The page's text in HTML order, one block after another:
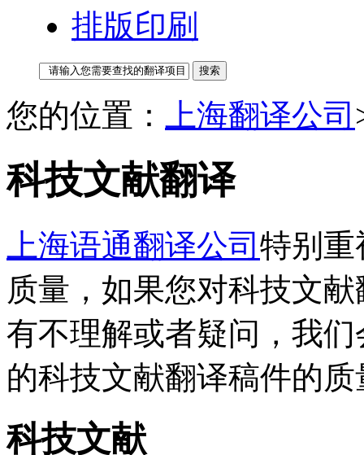
排版印刷
您的位置： 上海翻译公司
科技文献翻译
上海语通翻译公司 特别重
质量，如果您对科技文
有不理解或者疑问，我
的科技文献翻译稿件的
科技文献